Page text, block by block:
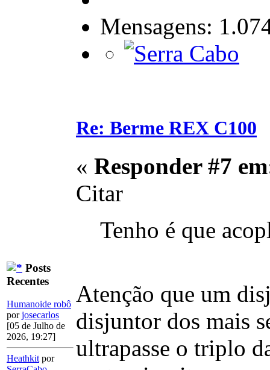
Posts
Recentes
Humanoide robô
porjosecarlos
[05 de Julho de
2026, 19:27]
Heathkit por
Mensagens:
Re: Berme REX C100
« Responder #7
Citar
Tenho é que
Atenção que um
disjuntor dos mais
ultrapasse o triplo